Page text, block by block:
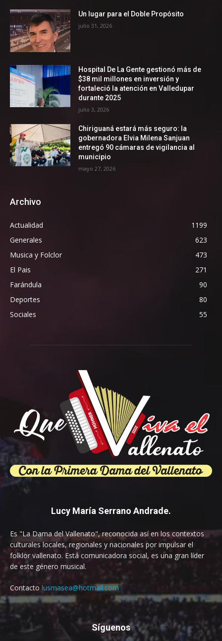
Un lugar para el Doble Propósito
julio 31, 2026
Hospital De La Gente gestionó más de
$38 mil millones en inversión y
fortaleció la atención en Valledupar
durante 2025
julio 3, 2026
Chiriguaná estará más seguro: la
gobernadora Elvia Milena Sanjuan
entregó 90 cámaras de vigilancia al
municipio
mayo 27, 2026
Archivo
Actualidad
1199
Generales
623
Musica y Folclor
473
El Pais
271
Farándula
90
Deportes
80
Sociales
55
Lucy María Serrano Andrade.
Es "La Dama del Vallenato", reconocida así en los contextos
culturales locales, regionales y nacionales por impulsar el
folklor vallenato. Está comunicadora social, es una gran líder
de este género musical.
Contacto lusmasea@hotmail.com
Síguenos